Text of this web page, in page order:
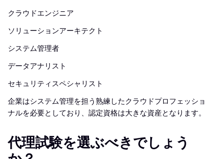
クラウドエンジニア
ソリューションアーキテクト
システム管理者
データアナリスト
セキュリティスペシャリスト
企業はシステム管理を担う熟練したクラウドプロフェッショ
ナルを必要としており、認定資格は大きな資産となります。
代理試験を選ぶべきでしょう